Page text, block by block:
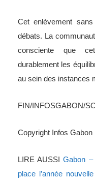
Cet enlèvement
débats. La
consciente que
durablement les
au sein des instances
FIN/INFOSGABON/
Copyright Infos Gabon
LIRE AUSSIGabon
place l’année